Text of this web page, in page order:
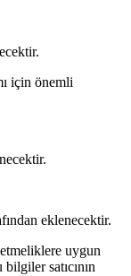
için önemli
eklenecektir.
uygun
satıcının